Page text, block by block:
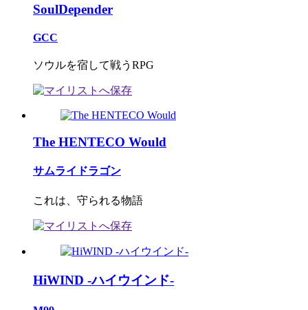
SoulDepender
GCC
ソウルを宿して戦うRPG
The HENTECO Would
サムライドラゴン
これは、守られる物語
HiWIND -ハイウインド-